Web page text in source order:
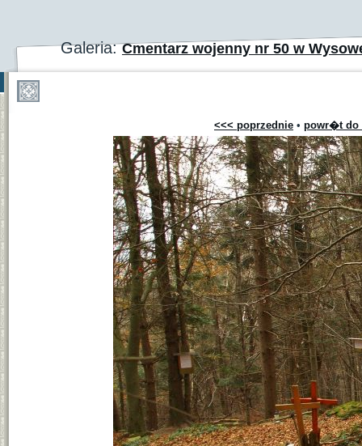
Galeria:Cmentarz wojenny nr 50 w
<<< poprzednie • powr�t do